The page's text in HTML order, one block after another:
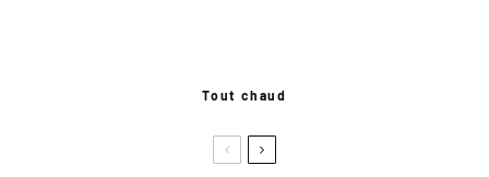
Tout chaud